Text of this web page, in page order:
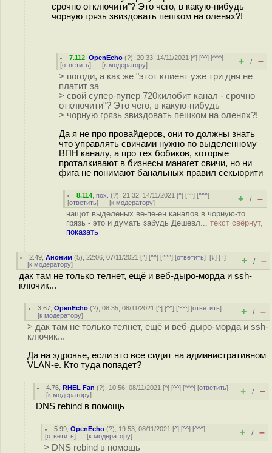
срочно отключити"? Это чего, в какую-нибудь
чорную грязь звиздовать пешком на оленях?!
7.112 ,OpenEcho (?), 20:33, 14/11/2021 [^] [^^] [^^^]
[ответить] [к модератору] + / –
> погоди, а как же "этот клиент уже три дня не
платит за
> свой супер-пупер 720килобит канал - срочно
отключити"? Это чего, в какую-нибудь
> чорную грязь звиздовать пешком на оленях?!
Да я не про провайдеров, они то должны знать
что управлять свичами нужно по выделенному
ВПН каналу, а про тех бобиков, которые
проталкивают в бизнесы манагет свичи, но ни
фига не понимают банальных правил секьюрити
8.114 ,пох. (?), 21:32, 14/11/2021 [^] [^^] [^^^]
[ответить] [к модератору] + / –
нащот выделеных ве-пе-ен каналов в чорную-то
грязь - это и думать забудь Дешевл... текст свёрнут,
показать
2.49 ,Аноним (5), 22:06, 07/11/2021 [^] [^^] [^^^] [ответить][↓] [↑]
[к модератору] + / –
дак там не только телнет, ещё и веб-дыро-морда и ssh-
ключик...
3.67 ,OpenEcho (?), 08:35, 08/11/2021 [^] [^^] [^^^] [ответить]
[к модератору] + / –
> дак там не только телнет, ещё и веб-дыро-морда и ssh-
ключик...
Да на здровье, если это все сидит на административном
VLAN-e. Кто туда попадет?
4.76 ,RHEL Fan (?), 10:56, 08/11/2021 [^] [^^] [^^^] [ответить]
[к модератору] + / –
DNS rebind в помощь
5.99 ,OpenEcho (?), 19:53, 08/11/2021 [^] [^^] [^^^]
[ответить] [к модератору] + / –
> DNS rebind в помощь